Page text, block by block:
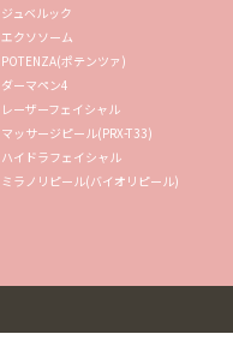
ジュベルック
エクソソーム
POTENZA(ポテンツァ)
ダーマペン4
レーザーフェイシャル
マッサージピール(PRX-T33)
ハイドラフェイシャル
ミラノリピール(バイオリピール)